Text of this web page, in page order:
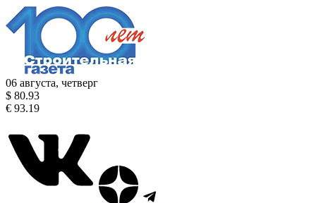
06 августа, четверг
$ 80.93
€ 93.19